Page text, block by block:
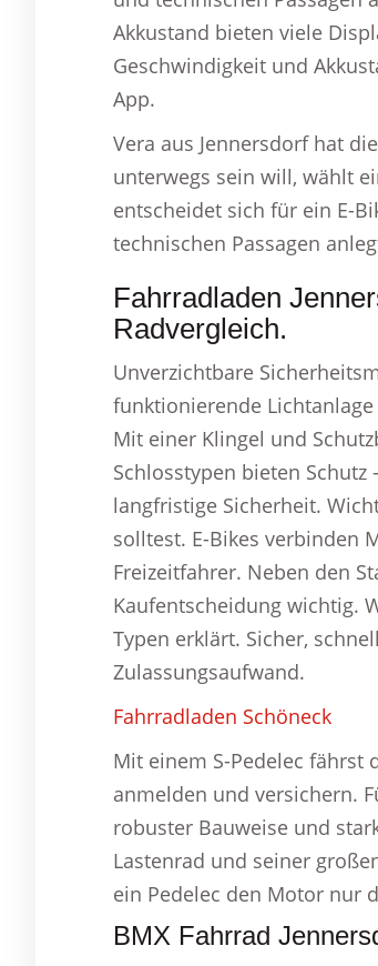
Akkustand bieten viele
Geschwindigkeit und
App.
Vera aus Jennersdorf hat
unterwegs sein will, wählt
entscheidet sich für ein E-
technischen Passagen
Fahrradladen
Radvergleich.
Unverzichtbare
funktionierende
Mit einer Klingel und
Schlosstypen bieten
langfristige Sicherheit.
solltest. E-Bikes verbinden
Freizeitfahrer. Neben den
Kaufentscheidung wichtig.
Typen erklärt. Sicher,
Zulassungsaufwand.
Fahrradladen Schöneck
Mit einem S-Pedelec fährst
anmelden und versichern.
robuster Bauweise und
Lastenrad und seiner
ein Pedelec den Motor nur
BMX Fahrrad